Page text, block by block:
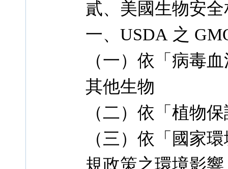
貳、美國生物安
一、USDA 之
（一）依「病毒
其他生物
（二）依「植物
（三）依「國家
規政策之環境影響